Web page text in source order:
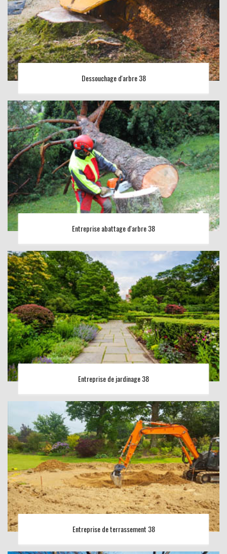
Dessouchage d'arbre 38
Entreprise abattage d'arbre 38
Entreprise de jardinage 38
Entreprise de terrassement 38